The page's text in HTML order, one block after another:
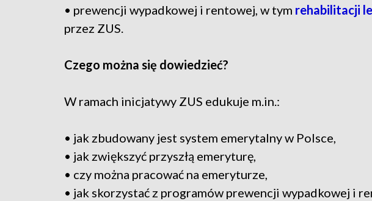
• prewencji wypadkowej i rentowej, w tym rehabilitacji
przez ZUS.
Czego można się dowiedzieć?
W ramach inicjatywy ZUS edukuje m.in.:
• jak zbudowany jest system emerytalny w Polsce,
• jak zwiększyć przyszłą emeryturę,
• czy można pracować na emeryturze,
• jak skorzystać z programów prewencji wypadkowej i